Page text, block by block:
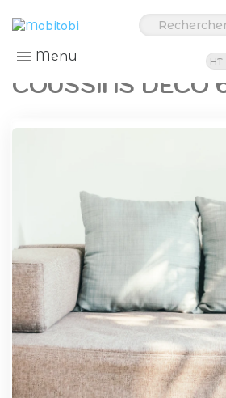
Menu HT
COUSSINS DÉCO